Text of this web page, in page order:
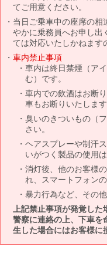
てご用意ください。
当日ご乗車中の座席の相
やかに乗務員へお申し出
ては対応いたしかねます
車内禁止事項
車内は終日禁煙（ア
む）です。
車内での飲酒はお断
車もお断りいたします
臭いのきついもの（
さい。
ヘアスプレーや制汗
いがつく製品の使用
消灯後、他のお客様
れ、スマートフォン
暴力行為など、その
上記禁止事項が発覚し
警察に連絡の上、下車を
生した場合にはお客様に